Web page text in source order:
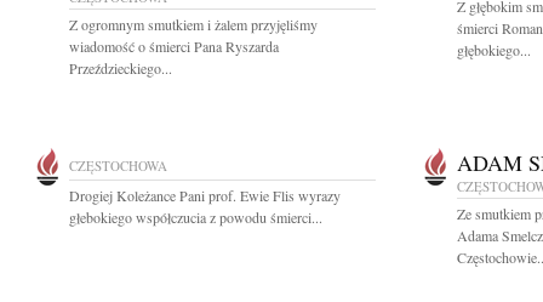
Z ogromnym smutkiem i żalem przyjęliśmy
wiadomość o śmierci Pana Ryszarda
Przeździeckiego...
Z głębokim
śmierci
głębokiego...
CZĘSTOCHOWA
Drogiej Koleżance Pani prof. Ewie Flis wyrazy
głebokiego współczucia z powodu śmierci...
ADAM
Ze smutkiem
Adama